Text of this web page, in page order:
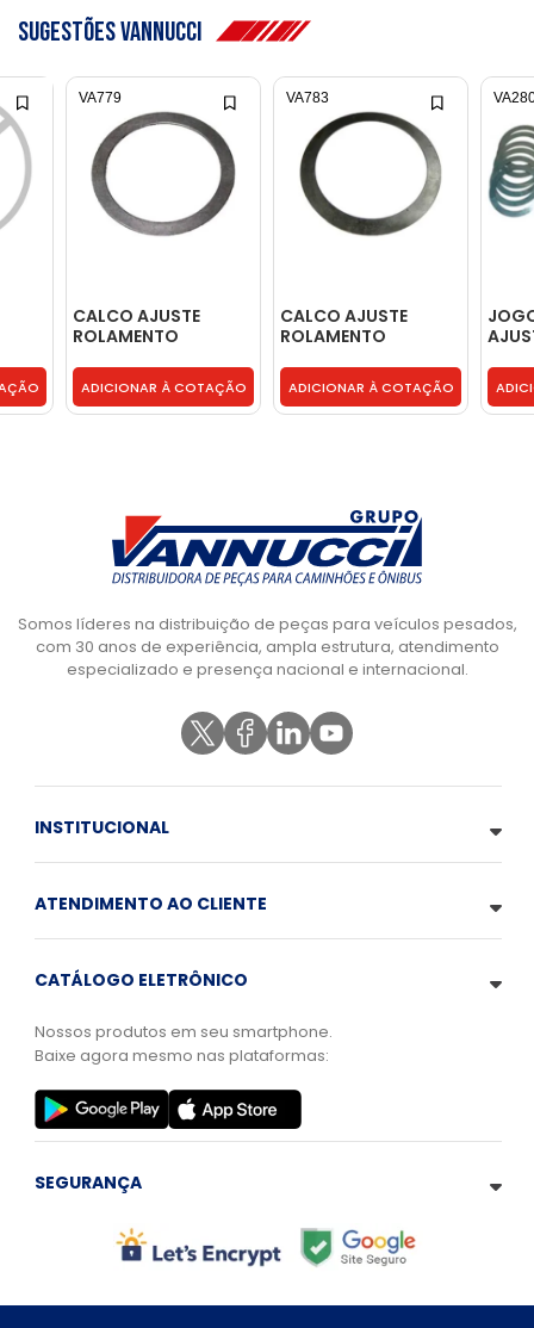
Sugestões Vannucci
CALCO AJUSTE
ROLAMENTO
- T06525268C
ADICIONAR À COTAÇÃO
VA779
CALCO AJUSTE
ROLAMENTO
0,762MM -
T07525231C
ADICIONAR À COTAÇÃO
VA783
Somos líderes na distribuição de peças para veículos pesados,
com 30 anos de experiência, ampla estrutura, atendimento
especializado e presença nacional e internacional.
INSTITUCIONAL
ATENDIMENTO AO CLIENTE
CATÁLOGO ELETRÔNICO
Nossos produtos em seu smartphone.
Baixe agora mesmo nas plataformas:
SEGURANÇA